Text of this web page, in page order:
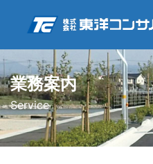
業務案内
Service